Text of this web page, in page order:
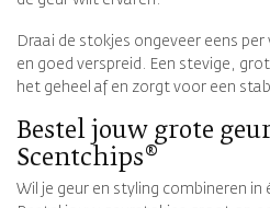
Draai de stokjes ongeveer eens
en goed verspreid. Een stevige,
het geheel af en zorgt voor een
Bestel jouw grote
Scentchips®
Wil je geur en styling combineren in